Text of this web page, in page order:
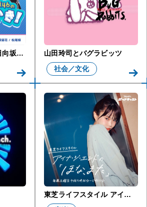
ローソン presents 日向坂46のほっとひといき！
山田玲司とバグラビッツ
社会／文化
東芝ライフスタイル アイナ・ジ・エンドの「ほな、また」